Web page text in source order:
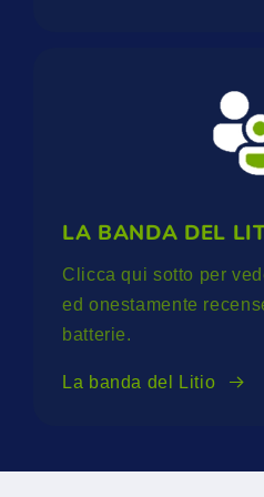
LA BANDA DEL
Clicca qui sotto per
ed onestamente
batterie.
La banda del Litio